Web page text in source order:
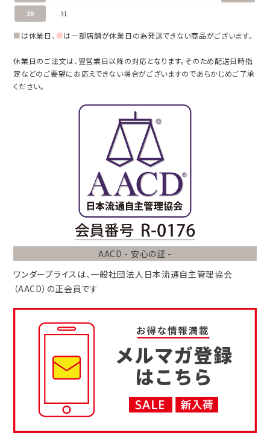
30 31
■は休業日、 ■は一部店舗が休業日の為発送できない商品がございます。
休業日のご注文は、翌営業日以降の対応となります。そのため配送日時指
定などのご要望にお応えできない場合がございますのであらかじめご了承
ください。
AACD - 安心の証 -
ワンダープライスは、 一般社団法人 日本流通自主管理協会
（AACD） の正会員です